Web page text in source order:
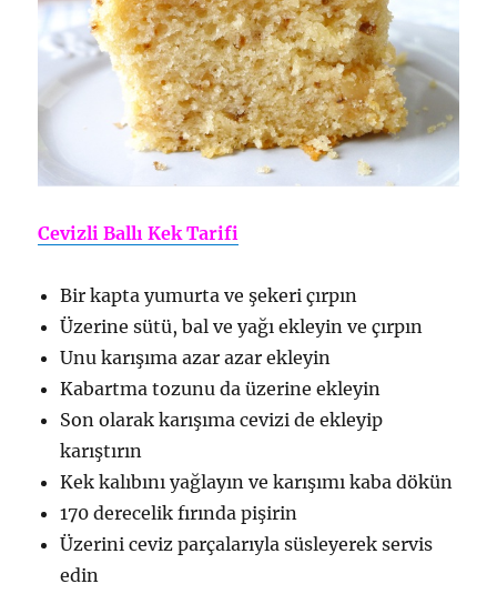
Cevizli Ballı Kek Tarifi
Bir kapta yumurta ve şekeri çırpın
Üzerine sütü, bal ve yağı ekleyin ve çırpın
Unu karışıma azar azar ekleyin
Kabartma tozunu da üzerine ekleyin
Son olarak karışıma cevizi de ekleyip
karıştırın
Kek kalıbını yağlayın ve karışımı kaba dökün
170 derecelik fırında pişirin
Üzerini ceviz parçalarıyla süsleyerek servis
edin